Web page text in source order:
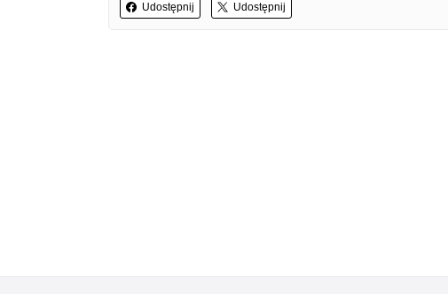
Udostępnij Udostępnij